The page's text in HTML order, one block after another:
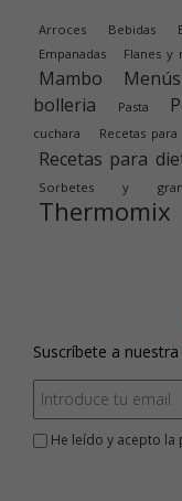
Arroces Bebidas
Empanadas Flanes y
Mambo
bolleria
Pasta
cuchara
Recetas
Recetas para
Sorbetes y
Thermomix
Suscríbete a
He leído y acepto la